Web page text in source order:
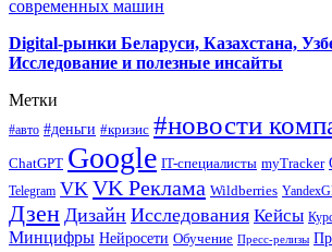
современных машин
Digital-рынки Беларуси, Казахстана,
Исследование и полезные инсайты
Метки
#авто #деньги #кризис #новости
ChatGPT Google IT-специалисты myTracker
Telegram VK VK Реклама Wildberries
Дзен Дизайн Исследования Кейсы
Минцифры Нейросети Обучение Пресс-релизы